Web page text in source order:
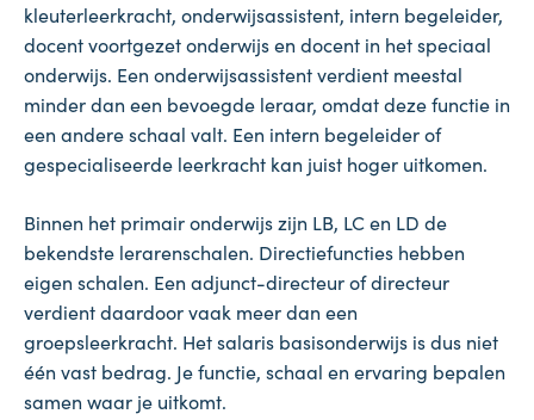
kleuterleerkracht, onderwijsassistent, intern begeleider,
docent voortgezet onderwijs en docent in het speciaal
onderwijs. Een onderwijsassistent verdient meestal
minder dan een bevoegde leraar, omdat deze functie in
een andere schaal valt. Een intern begeleider of
gespecialiseerde leerkracht kan juist hoger uitkomen.
Binnen het primair onderwijs zijn LB, LC en LD de
bekendste lerarenschalen. Directiefuncties hebben
eigen schalen. Een adjunct-directeur of directeur
verdient daardoor vaak meer dan een
groepsleerkracht. Het salaris basisonderwijs is dus niet
één vast bedrag. Je functie, schaal en ervaring bepalen
samen waar je uitkomt.